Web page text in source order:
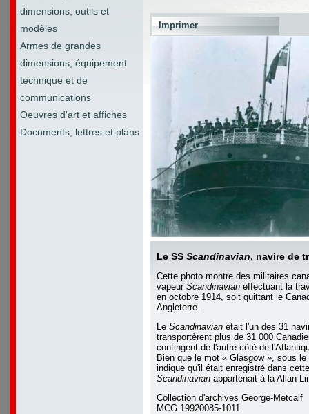
dimensions, outils et
modèles
Armes de grandes
dimensions, équipement
technique et de
communications
Oeuvres d'art et affiches
Documents, lettres et plans
Imprimer
Le SS Scandinavian, navire de
Cette photo montre des militaires
vapeur Scandinavian effectuant la
en octobre 1914, soit quittant le
Angleterre.
Le Scandinavian était l'un des 31
transportèrent plus de 31 000
contingent de l'autre côté de
Bien que le mot « Glasgow », sous
indique qu'il était enregistré dans
Scandinavian appartenait à la Allan
Collection d'archives George-Metcalf
MCG 19920085-1011